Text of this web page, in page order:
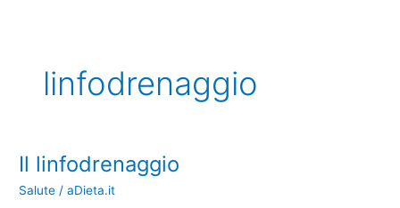
linfodrenaggio
Il linfodrenaggio
Salute /aDieta.it
Il